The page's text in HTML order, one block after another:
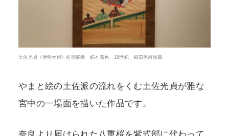
土佐光貞《伊勢大輔》前期展示 絹本着色 18世紀 福田美術館蔵
やまと絵の土佐派の流れをくむ土佐光貞が雅な
宮中の一場面を描いた作品です。